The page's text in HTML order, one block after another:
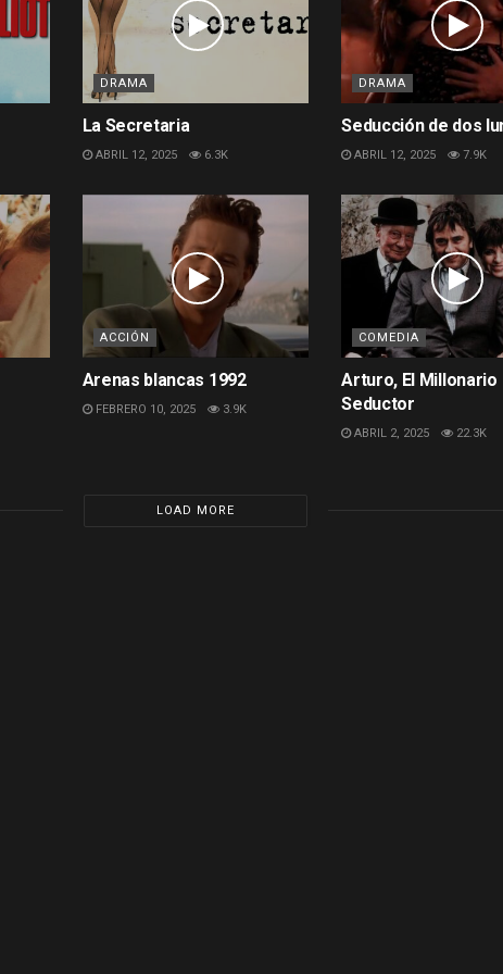
DRAMA
La Secretaria
ABRIL 12, 2025 6.3K
DRAMA
Seducción de dos
ABRIL 12, 2025 7.9K
ACCIÓN
Arenas blancas 1992
FEBRERO 10, 2025 3.9K
COMEDIA
Arturo, El Millonario
Seductor
ABRIL 2, 2025 22.3K
LOAD MORE